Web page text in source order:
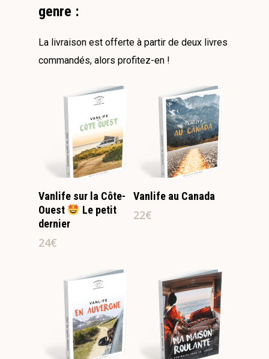
genre :
La livraison est offerte à partir de deux livres
commandés, alors profitez-en !
Lire La Suite
Vanlife sur la Côte-
Ouest
​ Le petit
dernier
24€
Lire La Suite
Vanlife au Canada
22€